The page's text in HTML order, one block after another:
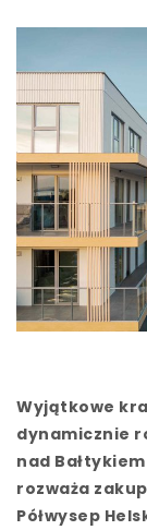
Wyjątkowe
dynamicznie
nad
rozważa
Półwysep